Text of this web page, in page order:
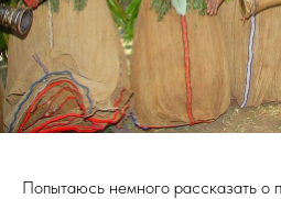
Попытаюсь немного рассказать о